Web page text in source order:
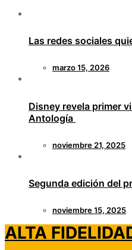
Las redes sociales
marzo 15, 2026
Disney revela primer
Antología
noviembre 21, 2025
Segunda edición del
noviembre 15, 2025
ALTA